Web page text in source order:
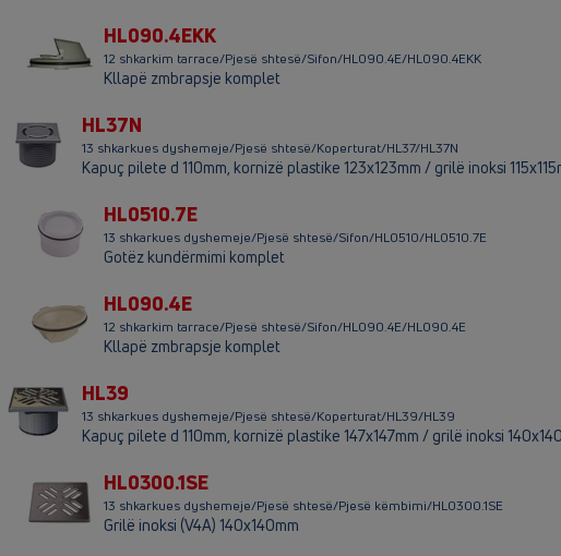
HL090.4EKK
12 shkarkim tarrace/Pjesë shtesë/Sifon/HL090.4E/HL090.4EKK
Kllapë zmbrapsje komplet
HL37N
13 shkarkues dyshemeje/Pjesë shtesë/Koperturat/HL37/HL37N
Kapuç pilete d 110mm, kornizë plastike 123x123mm / grilë inoksi
HL0510.7E
13 shkarkues dyshemeje/Pjesë shtesë/Sifon/HL0510/HL0510.7E
Gotëz kundërmimi komplet
HL090.4E
12 shkarkim tarrace/Pjesë shtesë/Sifon/HL090.4E/HL090.4E
Kllapë zmbrapsje komplet
HL39
13 shkarkues dyshemeje/Pjesë shtesë/Koperturat/HL39/HL39
Kapuç pilete d 110mm, kornizë plastike 147x147mm / grilë inoksi
HL0300.1SE
13 shkarkues dyshemeje/Pjesë shtesë/Pjesë këmbimi/HL0300.1SE
Grilë inoksi (V4A) 140x140mm